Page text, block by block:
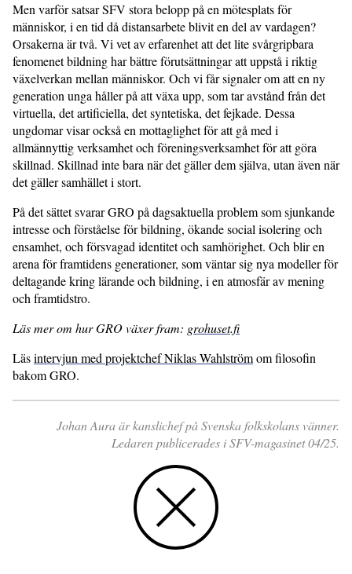
Men varför satsar SFV stora belopp på en mötesplats för
människor, i en tid då distansarbete blivit en del av vardagen?
Orsakerna är två. Vi vet av erfarenhet att det lite svårgripbara
fenomenet bildning har bättre förutsättningar att uppstå i riktig
växelverkan mellan människor. Och vi får signaler om att en ny
generation unga håller på att växa upp, som tar avstånd från det
virtuella, det artificiella, det syntetiska, det fejkade. Dessa
ungdomar visar också en mottaglighet för att gå med i
allmännyttig verksamhet och föreningsverksamhet för att göra
skillnad. Skillnad inte bara när det gäller dem själva, utan även när
det gäller samhället i stort.
På det sättet svarar GRO på dagsaktuella problem som sjunkande
intresse och förståelse för bildning, ökande social isolering och
ensamhet, och försvagad identitet och samhörighet. Och blir en
arena för framtidens generationer, som väntar sig nya modeller för
deltagande kring lärande och bildning, i en atmosfär av mening
och framtidstro.
Läs mer om hur GRO växer fram: grohuset.fi
Läsintervjun med projektchef Niklas Wahlströmom filosofin
bakom GRO.
Johan Aura är kanslichef på Svenska folkskolans vänner.
Ledaren publicerades i SFV-magasinet 04/25.